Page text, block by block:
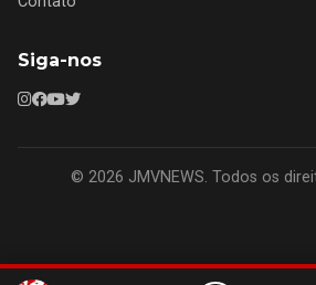
Siga-nos
© 2026 JMVNEWS. Todos os